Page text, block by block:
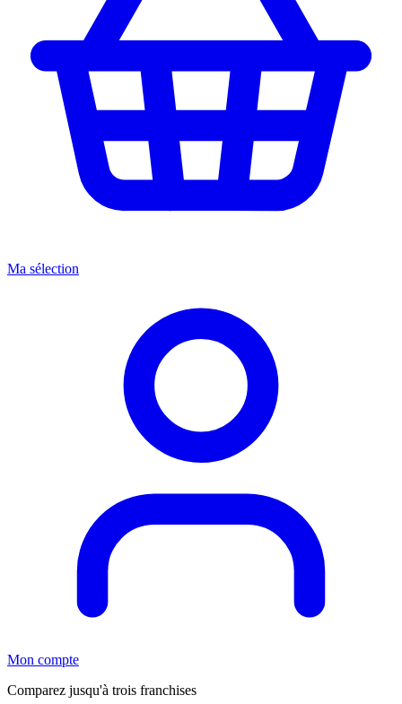
Ma sélection
Mon compte
Comparez jusqu'à trois franchises